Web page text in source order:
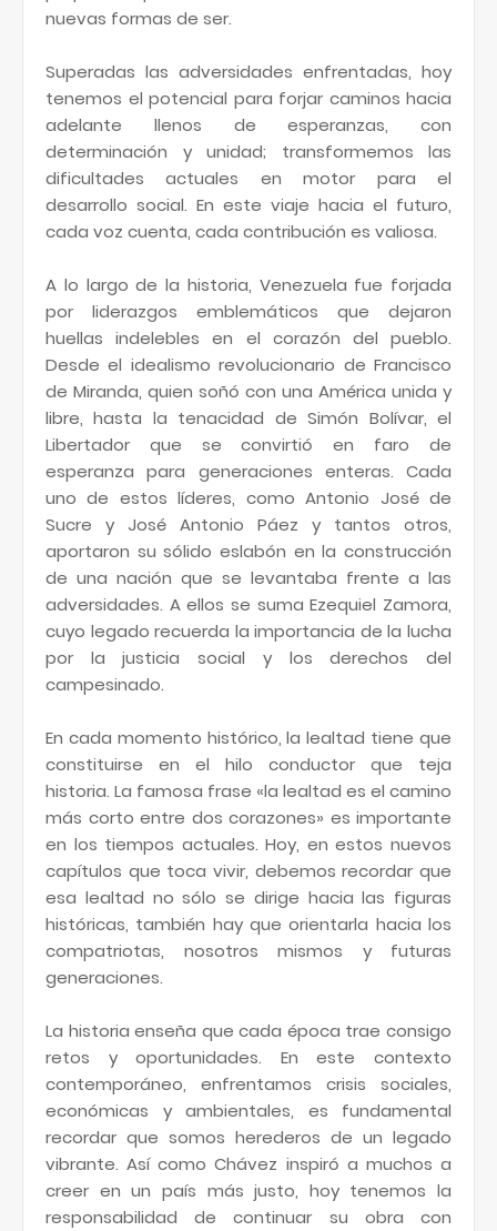
nuevas formas de ser.
Superadas las adversidades enfrentadas, hoy
tenemos el potencial para forjar caminos hacia
adelante llenos de esperanzas, con
determinación y unidad; transformemos las
dificultades actuales en motor para el
desarrollo social. En este viaje hacia el futuro,
cada voz cuenta, cada contribución es valiosa.
A lo largo de la historia, Venezuela fue forjada
por liderazgos emblemáticos que dejaron
huellas indelebles en el corazón del pueblo.
Desde el idealismo revolucionario de Francisco
de Miranda, quien soñó con una América unida y
libre, hasta la tenacidad de Simón Bolívar, el
Libertador que se convirtió en faro de
esperanza para generaciones enteras. Cada
uno de estos líderes, como Antonio José de
Sucre y José Antonio Páez y tantos otros,
aportaron su sólido eslabón en la construcción
de una nación que se levantaba frente a las
adversidades. A ellos se suma Ezequiel Zamora,
cuyo legado recuerda la importancia de la lucha
por la justicia social y los derechos del
campesinado.
En cada momento histórico, la lealtad tiene que
constituirse en el hilo conductor que teja
historia. La famosa frase «la lealtad es el camino
más corto entre dos corazones» es importante
en los tiempos actuales. Hoy, en estos nuevos
capítulos que toca vivir, debemos recordar que
esa lealtad no sólo se dirige hacia las figuras
históricas, también hay que orientarla hacia los
compatriotas, nosotros mismos y futuras
generaciones.
La historia enseña que cada época trae consigo
retos y oportunidades. En este contexto
contemporáneo, enfrentamos crisis sociales,
económicas y ambientales, es fundamental
recordar que somos herederos de un legado
vibrante. Así como Chávez inspiró a muchos a
creer en un país más justo, hoy tenemos la
responsabilidad de continuar su obra con